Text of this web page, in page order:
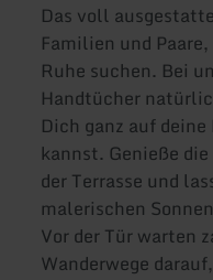
Das voll
Familien und
Ruhe suchen. Bei
Handtücher
Dich ganz auf
kannst. Genieße
der Terrasse und
malerischen
Vor der Tür warten
Wanderwege